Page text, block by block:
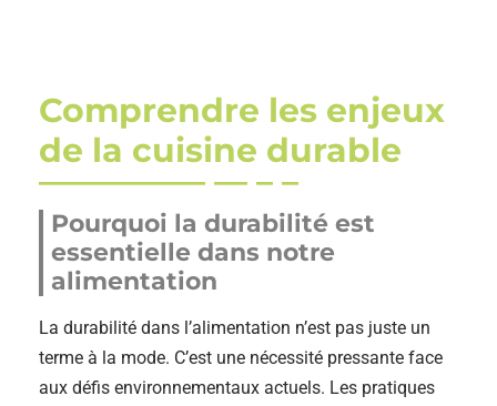
Comprendre les enjeux
de la cuisine durable
Pourquoi la durabilité est
essentielle dans notre
alimentation
La durabilité dans l’alimentation n’est pas juste un
terme à la mode. C’est une nécessité pressante face
aux défis environnementaux actuels. Les pratiques